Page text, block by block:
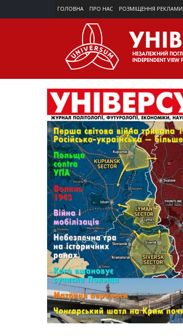
ГОЛОВНА ПРО НАС РОЗМІЩЕННЯ РЕКЛАМИ